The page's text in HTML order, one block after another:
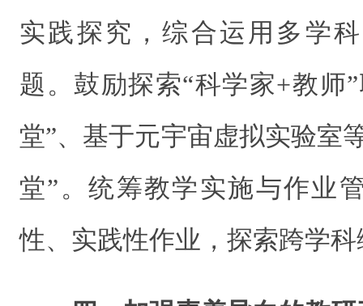
实践探究，综合运用多学
题。鼓励探索“科学家+教师
堂”、基于元宇宙虚拟实验室
堂”。统筹教学实施与作业
性、实践性作业，探索跨学